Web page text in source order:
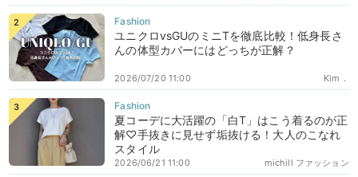
ユニクロvsGUのミニTを徹底比較！低身長さ
んの体型カバーにはどっちが正解？
Kim．
2026/07/20 11:00
夏コーデに大活躍の「白T」はこう着るのが正
解♡手抜きに見せず垢抜ける！大人のこなれ
スタイル
michill ファッション
2026/06/21 11:00